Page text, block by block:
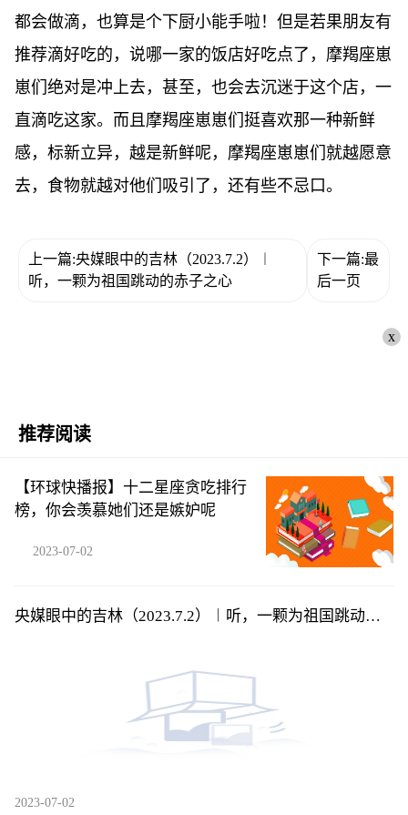
都会做滴，也算是个下厨小能手啦！但是若果朋友有
推荐滴好吃的，说哪一家的饭店好吃点了，摩羯座崽
崽们绝对是冲上去，甚至，也会去沉迷于这个店，一
直滴吃这家。而且摩羯座崽崽们挺喜欢那一种新鲜
感，标新立异，越是新鲜呢，摩羯座崽崽们就越愿意
去，食物就越对他们吸引了，还有些不忌口。
上一篇:央媒眼中的吉林（2023.7.2）︱
听，一颗为祖国跳动的赤子之心
下一篇:最
后一页
x
推荐阅读
【环球快播报】十二星座贪吃排行
榜，你会羡慕她们还是嫉妒呢
2023-07-02
央媒眼中的吉林（2023.7.2）︱听，一颗为祖国跳动的
2023-07-02